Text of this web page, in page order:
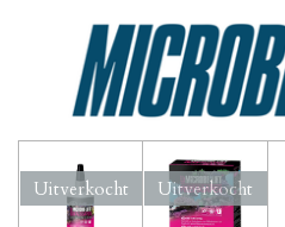
Uitverkocht Uitverkocht